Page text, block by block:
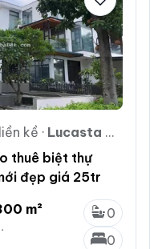
kề · Lucasta Villa
thuê biệt thự
đẹp giá 25tr
m²
0
0